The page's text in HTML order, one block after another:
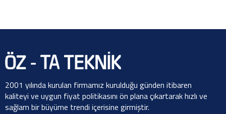
2001 yılında kurulan firmamız kurulduğu günden itibaren
kaliteyi ve uygun fiyat politikasını ön plana çıkartarak hızlı ve
sağlam bir büyüme trendi içerisine girmiştir.